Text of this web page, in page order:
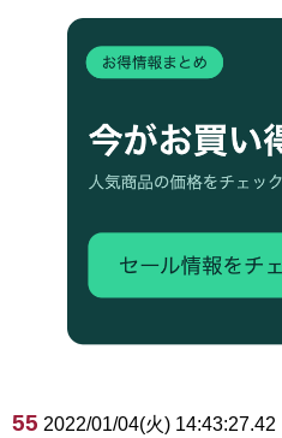
55 2022/01/04(火) 14:43:27.42